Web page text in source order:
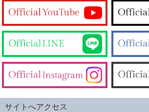
サイトへアクセス